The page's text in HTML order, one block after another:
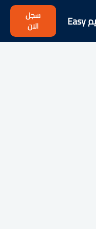
كورس - دورة تدريبية لتعليم Easy
سجل
الان